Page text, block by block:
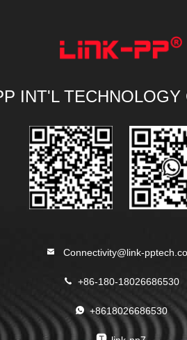
INT'L
Connectivity@link-
+86-180-18026686530
+8618026686530